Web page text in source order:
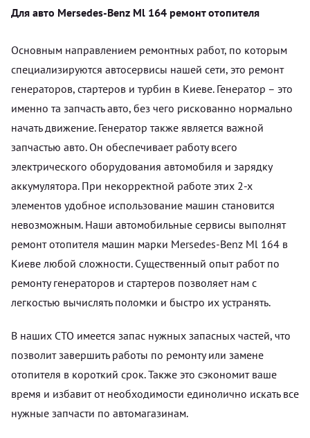
Для авто Mersedes-Benz Ml 164 ремонт отопителя
Основным направлением ремонтных работ, по которым
специализируются автосервисы нашей сети, это ремонт
генераторов, стартеров и турбин в Киеве. Генератор – это
именно та запчасть авто, без чего рискованно нормально
начать движение. Генератор также является важной
запчастью авто. Он обеспечивает работу всего
электрического оборудования автомобиля и зарядку
аккумулятора. При некорректной работе этих 2-х
элементов удобное использование машин становится
невозможным. Наши автомобильные сервисы выполнят
ремонт отопителя машин марки Mersedes-Benz Ml 164 в
Киеве любой сложности. Существенный опыт работ по
ремонту генераторов и стартеров позволяет нам с
легкостью вычислять поломки и быстро их устранять.
В наших СТО имеется запас нужных запасных частей, что
позволит завершить работы по ремонту или замене
отопителя в короткий срок. Также это сэкономит ваше
время и избавит от необходимости единолично искать все
нужные запчасти по автомагазинам.